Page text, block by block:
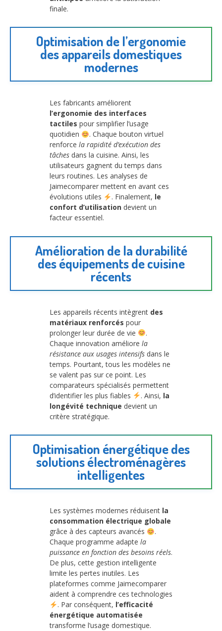
finale.
Optimisation de l’ergonomie
des appareils domestiques
modernes
Les fabricants améliorent
l’ergonomie des interfaces
tactiles pour simplifier l’usage
quotidien
. Chaque bouton virtuel
renforce la rapidité d’exécution des
tâches dans la cuisine. Ainsi, les
utilisateurs gagnent du temps dans
leurs routines. Les analyses de
Jaimecomparer mettent en avant ces
évolutions utiles
. Finalement, le
confort d’utilisation devient un
facteur essentiel.
Amélioration de la durabilité
des équipements de cuisine
récents
Les appareils récents intègrent des
matériaux renforcés pour
prolonger leur durée de vie
.
Chaque innovation améliore la
résistance aux usages intensifs dans le
temps. Pourtant, tous les modèles ne
se valent pas sur ce point. Les
comparateurs spécialisés permettent
d’identifier les plus fiables
. Ainsi, la
longévité technique devient un
critère stratégique.
Optimisation énergétique des
solutions électroménagères
intelligentes
Les systèmes modernes réduisent la
consommation électrique globale
grâce à des capteurs avancés
.
Chaque programme adapte la
puissance en fonction des besoins réels.
De plus, cette gestion intelligente
limite les pertes inutiles. Les
plateformes comme Jaimecomparer
aident à comprendre ces technologies
. Par conséquent, l’efficacité
énergétique automatisée
transforme l’usage domestique.